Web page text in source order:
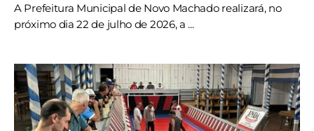
A Prefeitura Municipal de Novo Machado realizará, no
próximo dia 22 de julho de 2026, a ...